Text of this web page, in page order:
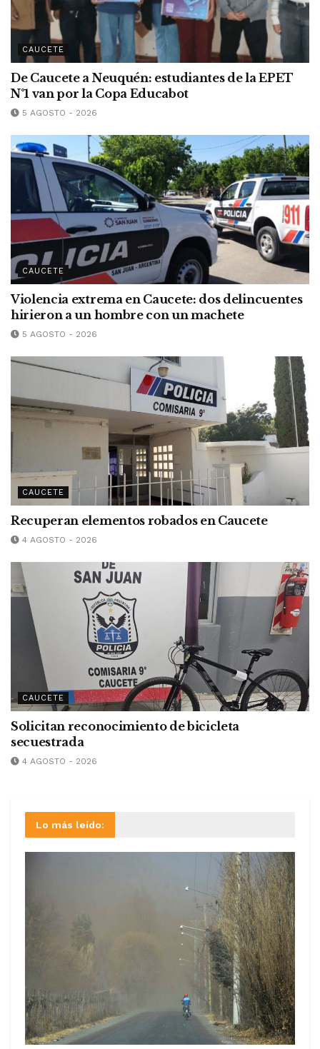
CAUCETE
De Caucete a Neuquén: estudiantes de la EPET
N°1 van por la Copa Educabot
5 AGOSTO - 2026
CAUCETE
Violencia extrema en Caucete: dos delincuentes
hirieron a un hombre con un machete
5 AGOSTO - 2026
CAUCETE
Recuperan elementos robados en Caucete
4 AGOSTO - 2026
CAUCETE
Solicitan reconocimiento de bicicleta
secuestrada
4 AGOSTO - 2026
Lo más leído: